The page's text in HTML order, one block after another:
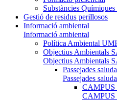
Substàncies Químiques
Gestió de residus perillosos
Informació ambiental
Informació ambiental
Política Ambiental
Objectius Ambientals
Objectius Ambientals
Passejades
Passejades